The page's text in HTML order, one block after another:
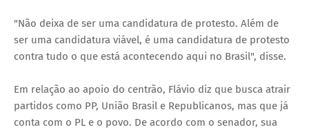
"Não deixa de ser uma candidatura de protesto. Além de
ser uma candidatura viável, é uma candidatura de protesto
contra tudo o que está acontecendo aqui no Brasil", disse.
Em relação ao apoio do centrão, Flávio diz que busca atrair
partidos como PP, União Brasil e Republicanos, mas que já
conta com o PL e o povo. De acordo com o senador, sua